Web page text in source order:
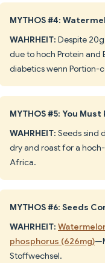
MYTHOS #4:
WAHRHEIT: Despite
due to hoch Protein and
diabetics wenn Portion-
MYTHOS #5: You
WAHRHEIT: Seeds sind
dry and roast for a
Africa.
MYTHOS #6: Seeds
WAHRHEIT:
phosphorus (626mg)
Stoffwechsel.